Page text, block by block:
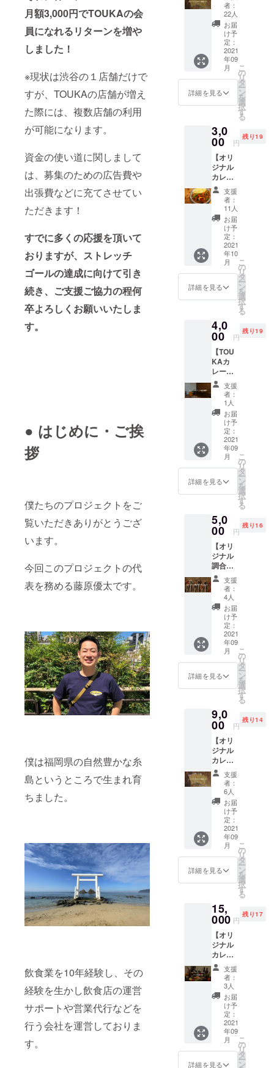
月額3,000円でTOUKAの会
員になれるリターンを増や
しました！
※現状は渋谷の１店舗だけで
すが、TOUKAの店舗が増え
た際には、複数店舗の利用
が可能になります。
資金の使い道に関しまして
は、募集のための広告費や
出張費などに充てさせてい
ただきます！
すでに多くの応援を頂いて
おりますが、ストレッチ
ゴールの達成に向けて引き
続き、ご支援ご協力の程何
卒よろしくお願いいたしま
す。
● はじめに・ご挨
拶
僕たちのプロジェクトをご
覧いただきありがとうござ
います。
今回このプロジェクトの代
表を務める藤原優太です。
僕は福岡県の自然豊かな糸
島というところで生まれ育
ちました。
飲食業を10年経験し、その
経験を生かし飲食店の運営
サポートや営業代行などを
行う会社を運営しておりま
す。
たもので
ぜひ皆様の
お力添えを
いただけれ
ば幸いで
舗引換
権】 ◆
内容：
オリジ
ナルカ
レー
180g×3
食 有澤
まりこ
さん監
たっぷ
りスパ
イシー
カ
レー」
を含む3
食を店
舗で引
き換え
ること
のでき
る権利
です。
◆引換
券の有
効期限
は2023
により
「権
なって
おりま
す。 ※
こちら
は冷凍
カレー
を予定
してお
りま
す。
※「店舗
引換
権」と
なって
いう都
合上、
店舗が
決定
し、オ
ンライ
ンの販
売の許
可が取
れまし
たら発
送する
ことも
可能に
なりま
発送が
できる
許可の
取得に
尽力し
ていま
す。発
送がで
きるよ
うにな
りまし
たら順
次発送
する予
定で
す。 ※
得した
場合発
て、こ
ちらの
リター
ンとさ
せてい
ただき
ます。
者：
22人
お届
け予
定：
2021
年09
月
詳細を見る
こ
の
リ
タ
ー
ン
を
選
択
す
る
3,0
00 円
残り19
【オリ
ジナル
カレー
を店舗
で1ヶ月
無料で
食べれ
TOUKA
会員
権】(追
加リ
ターン)
◆内
容：有
監修の
「野菜
たっぷ
りスパ
イシー
カ
レー」
を含む
対象の
カレー
を1ヶ月
無料で
食べる
ことの
できる
会員券
です。
べてい
ただく
ち帰り
に対応
してい
ます。
・イベ
ントの
情報や
お店の
近況な
どもご
案内す
る予定
です。
・こち
ば、そ
の後、
毎月会
員権が
自動更
新され
ます。
年会
費・更
新料な
どは一
切かか
りませ
ん。 ・
営業時
11:00~
15:00を
す。 ※
オープ
ンより
より1ヶ
月間1日
1杯カ
レーが
無料で
食べら
れる会
員権 ※
場所は
渋谷を
予定し
支援
者：
11人
お届
け予
定：
2021
年10
月
詳細を見る
こ
の
リ
タ
ー
ン
を
選
択
す
る
4,0
00 円
残り19
【TOU
KAカ
レーイ
ベント
招待
権】 オ
フ会参
加権 オ
フ会で
はあり
ます
が、ご
要望が
あれば
オンラ
討中。
◆日程
：21年
9月頃
◆場所
：渋谷
区近郊
◆内
容：カ
レー1杯
とドリ
ンク1杯
がつき
ます。
クラ
ウド
至った
経緯や
らの展
望など
をざっ
くばら
んにお
話しし
ます。
要望
があれ
ば参加
者さん
同士の
コミュ
も作り
ます。
※イベン
ト場所
への交
通費は
自己負
担とな
りま
す。 ※
コロナ
禍とい
うこと
もあり
正確な
支援
者：
1人
お届
け予
定：
2021
年09
月
詳細を見る
こ
の
リ
タ
ー
ン
を
選
択
す
る
5,0
00 円
残り16
【オリ
ジナル
調合ス
パイス
セット4
つの店
舗引換
権】 ◆
内容：
オリジ
ナル調
合スパ
イス
100g×4
つ 独自
が喜ぶ
スパイ
スを調
合した
ものを
店舗で
引換で
きる権
利。 カ
レーを
作るの
に使用
して
も、何
かに
ちょい
足しし
スパイ
スで
引換券
の有効
期限は
2023年
9月末ま
で。 ※
諸事情
により
「権
利」と
なって
おりま
す。 ※
送料無
支援
者：
4人
お届
け予
定：
2021
年09
月
詳細を見る
こ
の
リ
タ
ー
ン
を
選
択
す
る
9,0
00 円
残り14
【オリ
ジナル
カレー8
食セッ
トの店
舗引換
権】 ◆
内容：
オリジ
ナル冷
凍カ
レー
180g×8
食 有澤
まりこ
「野菜
たっぷ
りスパ
イシー
カ
レー」
を含む8
食を店
舗で引
き換え
ること
のでき
る権利
です。
◆引換
券の有
効期限
支援
者：
6人
お届
け予
定：
2021
年09
月
詳細を見る
こ
の
リ
タ
ー
ン
を
選
択
す
る
15,
000 円
残り17
【オリ
ジナル
カレー
のレシ
ピと作
り方の
動画を
送付】
◆内
容：今
回監修
いただ
いたカ
レー以
支援
者：
3人
お届
け予
定：
2021
年09
月
詳細を見る
こ
の
リ
タ
ー
ン